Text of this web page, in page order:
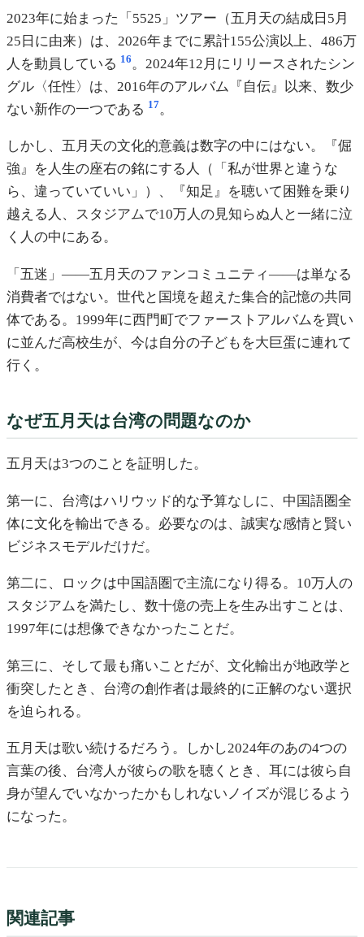
2023年に始まった「5525」ツアー（五月天の結成日5月
25日に由来）は、2026年までに累計155公演以上、486万
人を動員している 16 。2024年12月にリリースされたシン
グル〈任性〉は、2016年のアルバム『自伝』以来、数少
ない新作の一つである 17。
しかし、五月天の文化的意義は数字の中にはない。『倔
強』を人生の座右の銘にする人（「私が世界と違うな
ら、違っていていい」）、『知足』を聴いて困難を乗り
越える人、スタジアムで10万人の見知らぬ人と一緒に泣
く人の中にある。
「五迷」——五月天のファンコミュニティ——は単なる
消費者ではない。世代と国境を超えた集合的記憶の共同
体である。1999年に西門町でファーストアルバムを買い
に並んだ高校生が、今は自分の子どもを大巨蛋に連れて
行く。
なぜ五月天は台湾の問題なのか
五月天は3つのことを証明した。
第一に、台湾はハリウッド的な予算なしに、中国語圏全
体に文化を輸出できる。必要なのは、誠実な感情と賢い
ビジネスモデルだけだ。
第二に、ロックは中国語圏で主流になり得る。10万人の
スタジアムを満たし、数十億の売上を生み出すことは、
1997年には想像できなかったことだ。
第三に、そして最も痛いことだが、文化輸出が地政学と
衝突したとき、台湾の創作者は最終的に正解のない選択
を迫られる。
五月天は歌い続けるだろう。しかし2024年のあの4つの
言葉の後、台湾人が彼らの歌を聴くとき、耳には彼ら自
身が望んでいなかったかもしれないノイズが混じるよう
になった。
関連記事